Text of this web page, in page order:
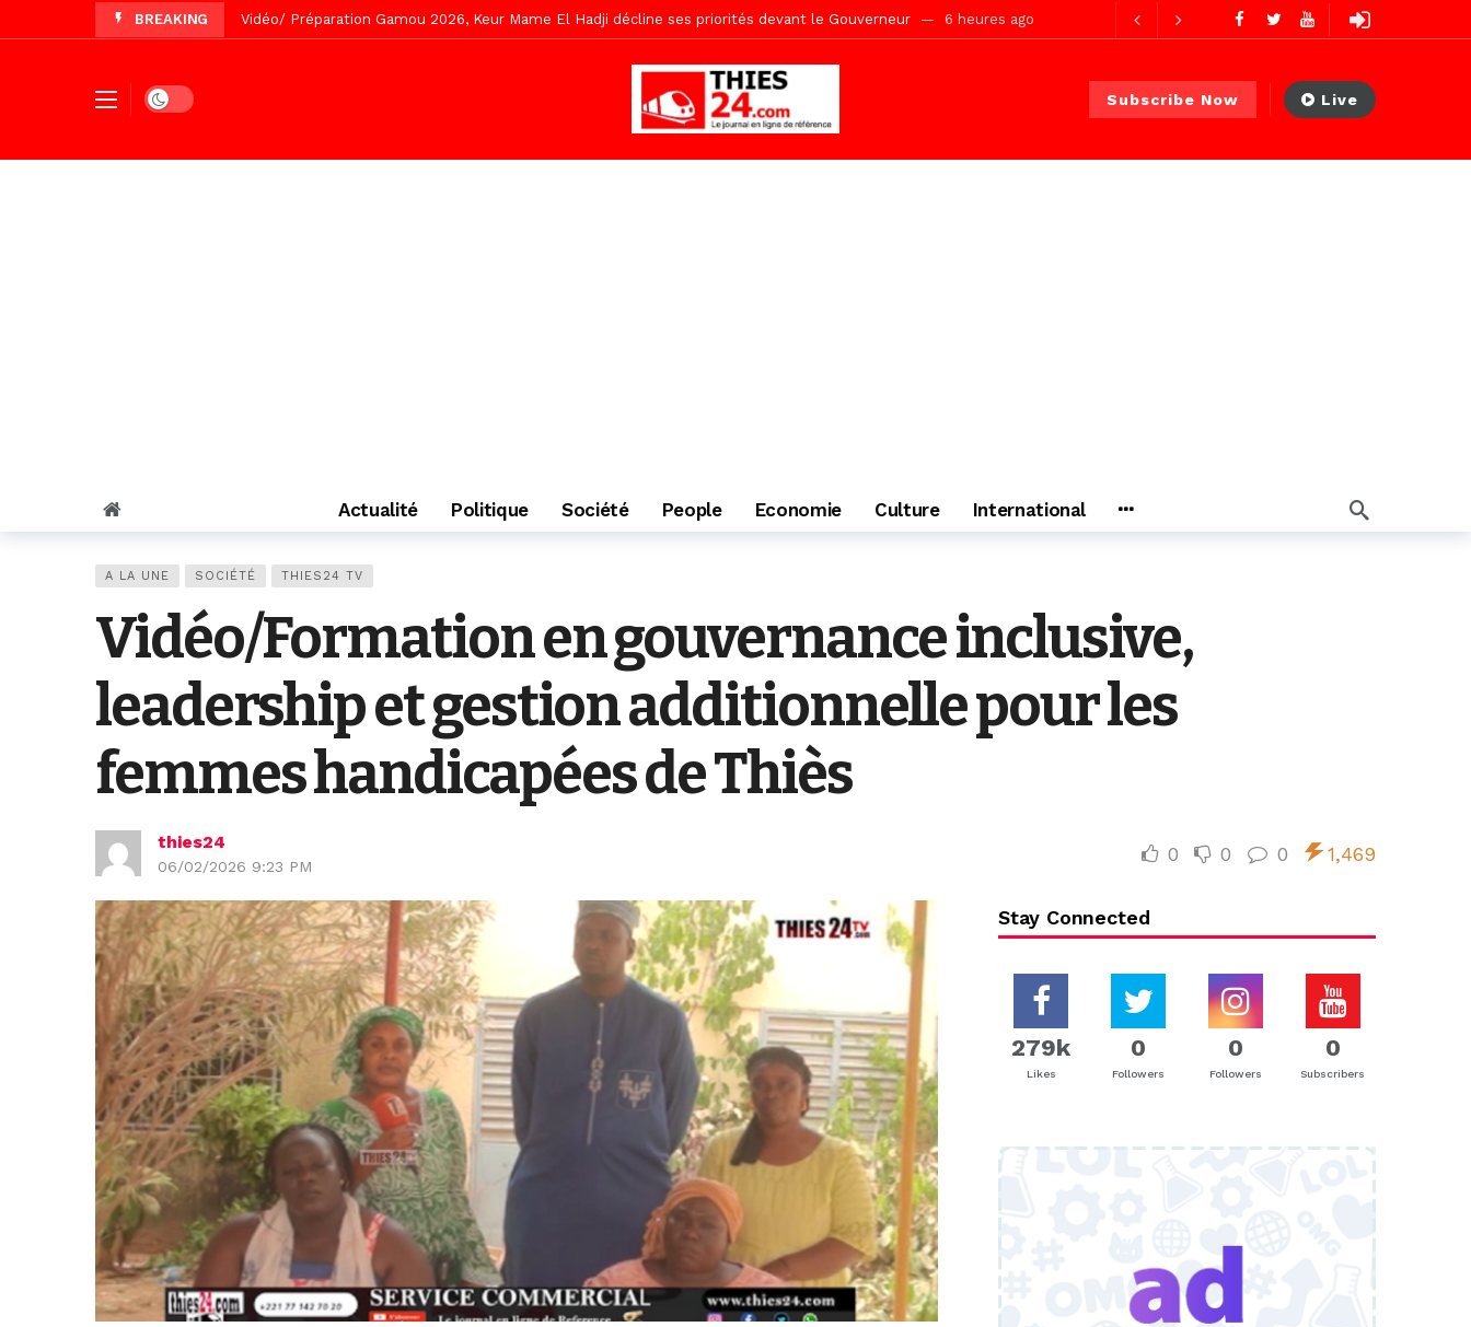
BREAKING Vidéo/ Revue de presse du 5 Août 2026 avec Mouhamadou Boiro 20 heures ago
Un commissariat d’arrondissement de police inauguré à Touba 1 jour ago
Vidéo/Célébration de Bamba et Cheikh, le « battré » d’Abdou Bâ Ndiéguène 1 jour ago
Touba, distribution d’eau aux abords de la grande mosquée par la Police Nationale 1 jour ago
Dark mode Subscribe Now Live
Actualité Politique Société People Economie Culture International
A LA UNE SOCIÉTÉ THIES24 TV
Vidéo/Formation en gouvernance inclusive,
leadership et gestion additionnelle pour les
femmes handicapées de Thiès
thies24
06/02/2026 9:23 PM
0 0 0 1,469
Stay Connected
279k
Likes
0
Followers
0
Followers
0
Subscribers